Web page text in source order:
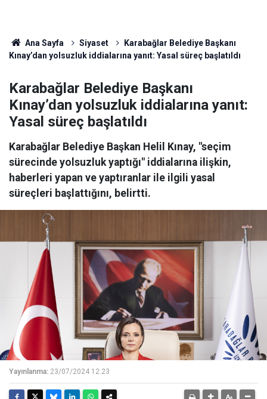
Ana Sayfa Siyaset
Karabağlar Belediye Başkanı
Kınay’dan yolsuzluk iddialarına yanıt: Yasal süreç başlatıldı
Karabağlar Belediye Başkanı
Kınay’dan yolsuzluk iddialarına yanıt:
Yasal süreç başlatıldı
Karabağlar Belediye Başkan Helil Kınay, "seçim
sürecinde yolsuzluk yaptığı" iddialarına ilişkin,
haberleri yapan ve yaptıranlar ile ilgili yasal
süreçleri başlattığını, belirtti.
Yayınlanma: 23/07/2024 12:23